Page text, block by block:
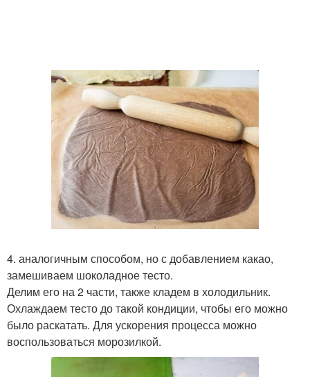
4. аналогичным способом, но с добавлением какао,
замешиваем шоколадное тесто.
Делим его на 2 части, также кладем в холодильник.
Охлаждаем тесто до такой кондиции, чтобы его можно
было раскатать. Для ускорения процесса можно
воспользоваться морозилкой.